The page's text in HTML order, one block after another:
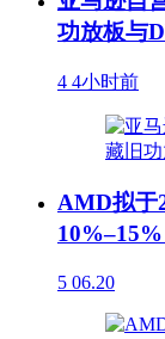
功放板与
4 4小时前
AMD拟于
5 06.20